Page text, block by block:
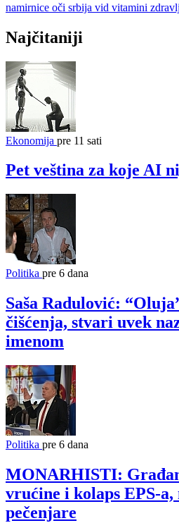
namirnice oči srbija vid vitamini
Najčitaniji
Ekonomija pre 11 sati
Pet veština za koje AI
Politika pre 6 dana
Saša Radulović:
čišćenja, stvari uvek
imenom
Politika pre 6 dana
MONARHISTI:
vrućine i kolaps EPS-a,
pečenjare